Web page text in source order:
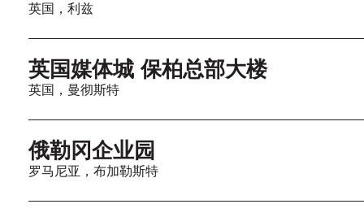
英国，利兹
英国媒体城 保柏总部大楼
英国，曼彻斯特
俄勒冈企业园
罗马尼亚，布加勒斯特